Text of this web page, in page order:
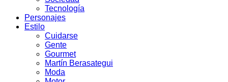
Tecnología
Personajes
Estilo
Cuidarse
Gente
Gourmet
Martín Berasategui
Moda